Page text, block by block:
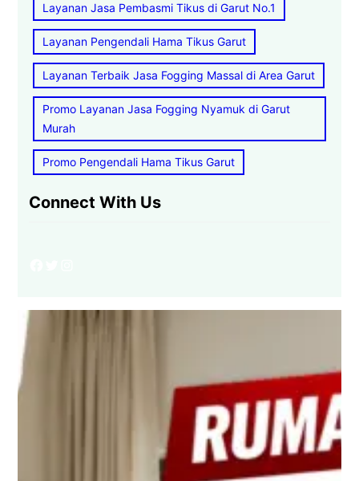
Layanan Jasa Pembasmi Tikus di Garut No.1
Layanan Pengendali Hama Tikus Garut
Layanan Terbaik Jasa Fogging Massal di Area Garut
Promo Layanan Jasa Fogging Nyamuk di Garut
Murah
Promo Pengendali Hama Tikus Garut
Connect With Us